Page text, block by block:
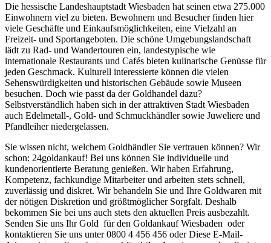
Die hessische Landeshauptstadt Wiesbaden hat seinen etwa 275.000
Einwohnern viel zu bieten. Bewohnern und Besucher finden hier
viele Geschäfte und Einkaufsmöglichkeiten, eine Vielzahl an
Freizeit- und Sportangeboten. Die schöne Umgebungslandschaft
lädt zu Rad- und Wandertouren ein, landestypische wie
internationale Restaurants und Cafés bieten kulinarische Genüsse für
jeden Geschmack. Kulturell interessierte können die vielen
Sehenswürdigkeiten und historischen Gebäude sowie Museen
besuchen. Doch wie passt da der Goldhandel dazu?
Selbstverständlich haben sich in der attraktiven Stadt Wiesbaden
auch Edelmetall-, Gold- und Schmuckhändler sowie Juweliere und
Pfandleiher niedergelassen.
Sie wissen nicht, welchem Goldhändler Sie vertrauen können? Wir
schon: 24goldankauf! Bei uns können Sie individuelle und
kundenorientierte Beratung genießen. Wir haben Erfahrung,
Kompetenz, fachkundige Mitarbeiter und arbeiten stets schnell,
zuverlässig und diskret. Wir behandeln Sie und Ihre Goldwaren mit
der nötigen Diskretion und größtmöglicher Sorgfalt. Deshalb
bekommen Sie bei uns auch stets den aktuellen Preis ausbezahlt.
Senden Sie uns Ihr Gold für den Goldankauf Wiesbaden oder
kontaktieren Sie uns unter 0800 4 456 456 oderDiese E-Mail-